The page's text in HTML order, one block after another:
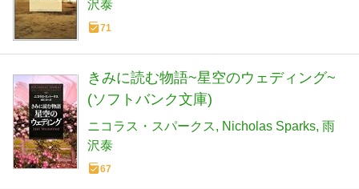
沢泰
71
きみに読む物語~星空のウェディング~
(ソフトバンク文庫)
ニコラス・スパークス Nicholas Sparks 雨
沢泰
67